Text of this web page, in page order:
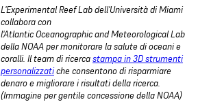
L'Experimental Reef Lab dell'Università di Miami
collabora con
l'Atlantic Oceanographic and Meteorological
della NOAA per monitorare la salute di oceani e
coralli. Il team di ricercastampa in 3D strumenti
personalizzatiche consentono di risparmiare
denaro e migliorare i risultati della ricerca.
(Immagine per gentile concessione della NOAA)